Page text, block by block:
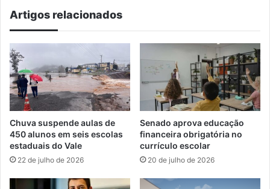
Roca
Artigos relacionados
Chuva suspende aulas de
450 alunos em seis escolas
estaduais do Vale
22 de julho de 2026
Senado aprova educação
financeira obrigatória no
currículo escolar
20 de julho de 2026